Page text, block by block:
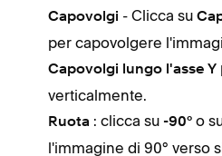
Capovolgi - Clicca su
per capovolgere
Capovolgi lungo l'asse Y
verticalmente.
Ruota : clicca su -90° o
l'immagine di 90° verso